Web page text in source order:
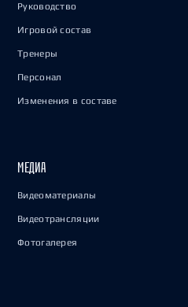
Руководство
Игровой состав
Тренеры
Персонал
Изменения в составе
МЕДИА
Видеоматериалы
Видеотрансляции
Фотогалерея